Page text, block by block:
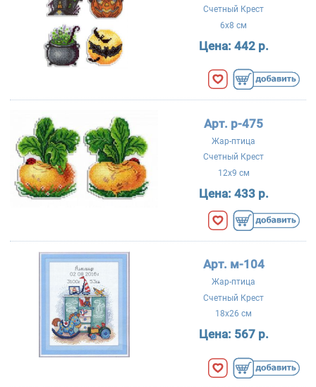
Счетный Крест
6x8 см
Цена: 442 р.
Арт. р-475
Жар-птица
Счетный Крест
12x9 см
Цена: 433 р.
Арт. м-104
Жар-птица
Счетный Крест
18x26 см
Цена: 567 р.